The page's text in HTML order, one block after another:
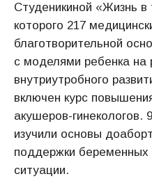
Студеникиной «Жизнь в
которого 217
благотворительной
с моделями ребенка на
внутриутробного
включен курс
акушеров-
изучили основы
поддержки беременных
ситуации.